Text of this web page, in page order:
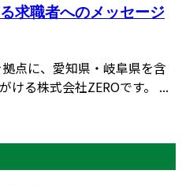
求職者へのメッセージ
点に、愛知県・岐阜県を含
ける株式会社ZEROです。 ...